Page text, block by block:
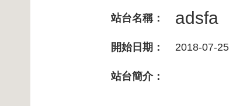
站台名稱： adsfa
開始日期： 2018-07-25
站台簡介：